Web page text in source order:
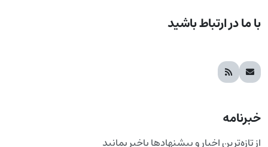
با ما در ارتباط باشید
خبرنامه
از تازه‌ترین اخبار و پیشنهادها باخبر بمانید